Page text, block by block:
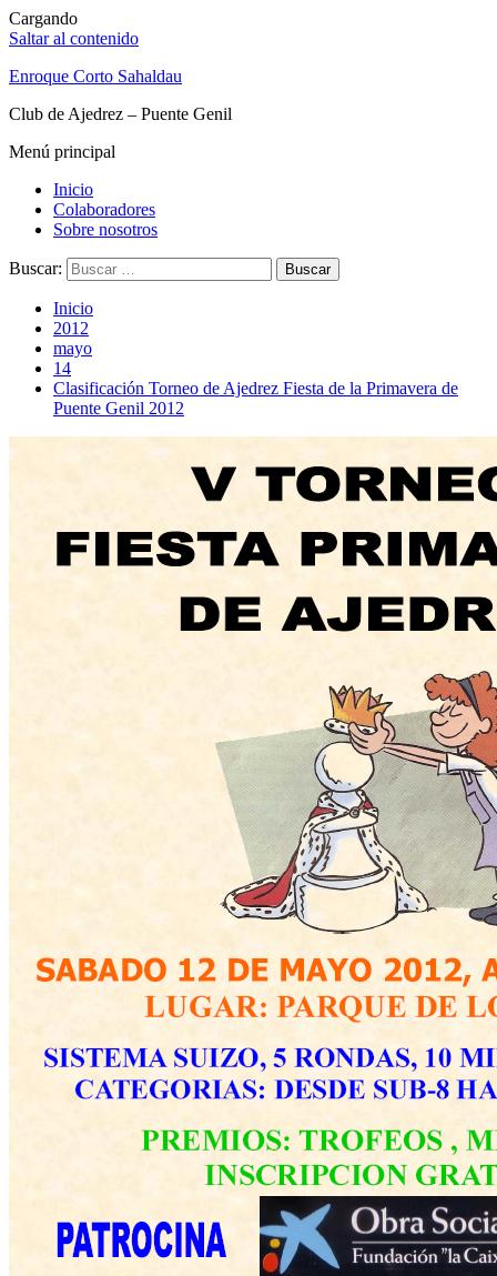
Cargando
Saltar al contenido
Enroque Corto Sahaldau
Club de Ajedrez – Puente Genil
Menú principal
Inicio
Colaboradores
Sobre nosotros
Buscar:
Inicio
2012
mayo
14
Clasificación Torneo de Ajedrez Fiesta de la Primavera de
Puente Genil 2012